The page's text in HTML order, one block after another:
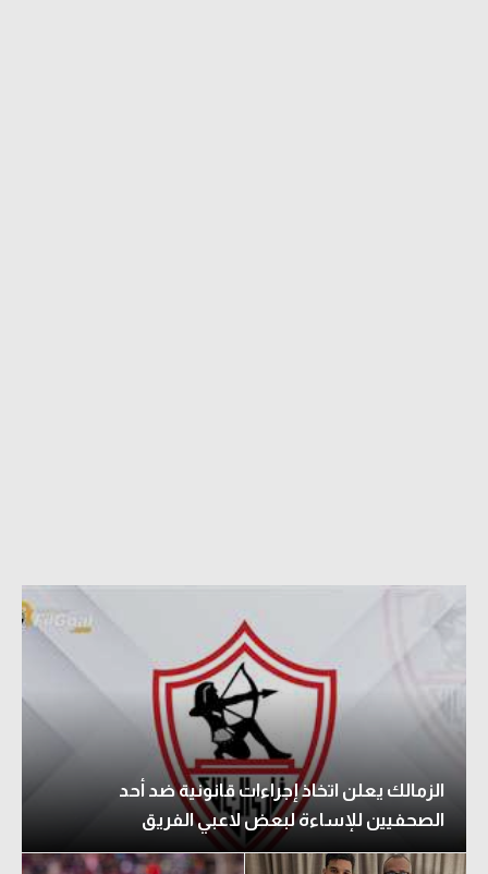
الزمالك يعلن اتخاذ إجراءات قانونية ضد أحد
الصحفيين للإساءة لبعض لاعبي الفريق